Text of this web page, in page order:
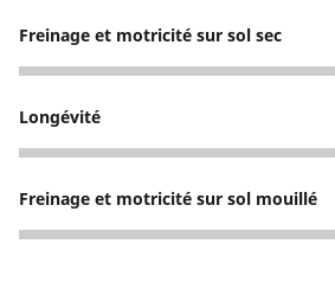
Freinage et motricité sur sol sec
5
Longévité
5
Freinage et motricité sur sol mouillé
5